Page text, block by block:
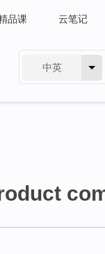
品课 云笔记
中英